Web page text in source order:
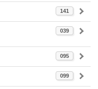
141
039
095
099